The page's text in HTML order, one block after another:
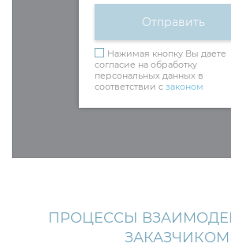
Нажимая кнопку Вы даете
согласие на обработку
персональных данных в
соответствии с законом
ПРОЦЕССЫ
ЗАКАЗЧИКОМ